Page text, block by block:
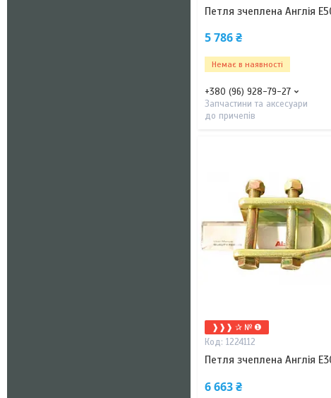
Петля зчеплена Англія
5 786 ₴
Немає в наявності
+380 (96) 928-79-27
Запчастини та аксесуари
до причепів
❱❱❱ ✰ № ❶
1224112
Петля зчеплена Англія
6 663 ₴